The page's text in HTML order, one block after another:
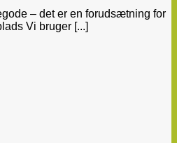
– det er en forudsætning for
Vi bruger [...]